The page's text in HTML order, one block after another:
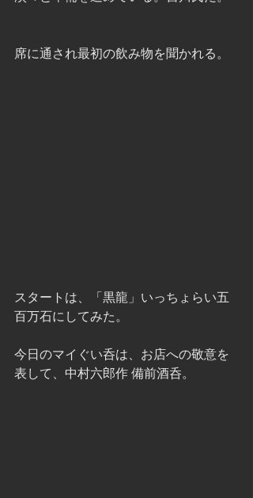
席に通され最初の飲み物を聞かれる。
スタートは、「黒龍」いっちょらい五
百万石にしてみた。
今日のマイぐい呑は、お店への敬意を
表して、中村六郎作 備前酒呑。